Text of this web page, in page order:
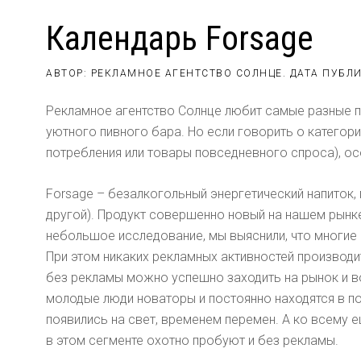
Календарь Forsage
АВТОР: РЕКЛАМНОЕ АГЕНТСТВО СОЛНЦЕ. ДАТА
Рекламное агентство Солнце любит самые разные
уютного пивного бара. Но если говорить о
потребления или товары повседневного спроса),
Forsage – безалкогольный энергетический
другой). Продукт совершенно новый на нашем
небольшое исследование, мы выяснили, что
При этом никаких рекламных активностей
без рекламы можно успешно заходить на рынок и
молодые люди новаторы и постоянно находятся в
появились на свет, временем перемен. А ко всему
в этом сегменте охотно пробуют и без рекламы.